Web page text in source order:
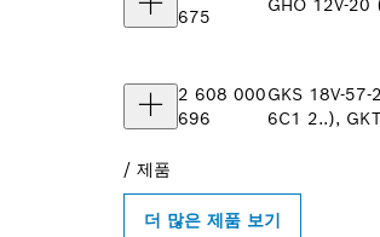
675
GHO 12V-
2 608 000
696
GKS 18V-
6C1 2..),
/ 제품
더 많은 제품 보기